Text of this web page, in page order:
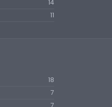
14
11
18
7
7